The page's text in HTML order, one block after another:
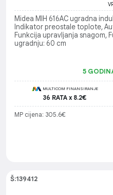
Midea MIH 616AC ugradna
Indikator preostale toplote,
Funkcija upravljanja snagom,
ugradnju: 60 cm
5
MULTICOM FINANSIRANJE
36 RATA x 8.2€
MP cijena: 305.6€
Š:139412